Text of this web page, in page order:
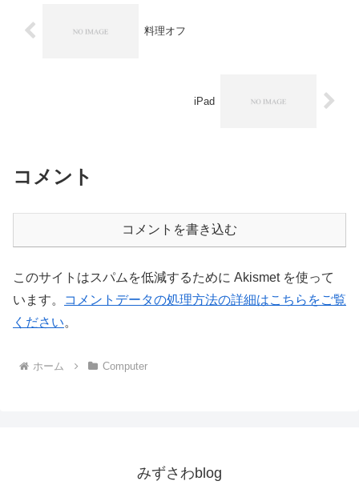
料理オフ
iPad
コメント
コメントを書き込む
このサイトはスパムを低減するために Akismet を使って
います。
コメントデータの処理方法の詳細はこちらをご覧
ください。
ホーム Computer
みずさわblog